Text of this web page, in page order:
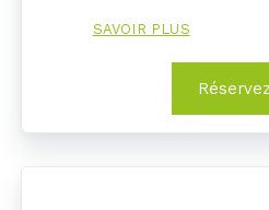
SAVOIR PLUS
Réservez